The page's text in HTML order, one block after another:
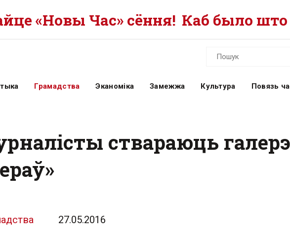
«Новы Час» сёння! Каб было
Грамадства Эканоміка Замежжа Культура Повязь
ствараюць
27.05.2016